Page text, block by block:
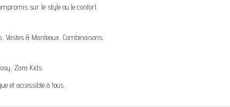
sur le style ou le confort.
, Vestes & Manteaux, Combinaisons.
, Zara Kids.
et accessible à tous.